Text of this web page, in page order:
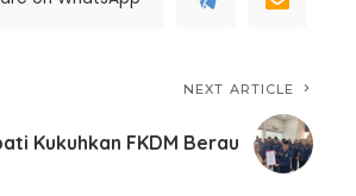
NEXT ARTICLE
Kukuhkan FKDM Berau